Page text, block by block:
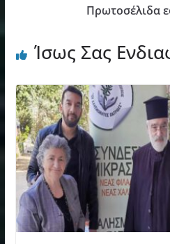
Πρωτοσέλιδα
Ίσως Σας